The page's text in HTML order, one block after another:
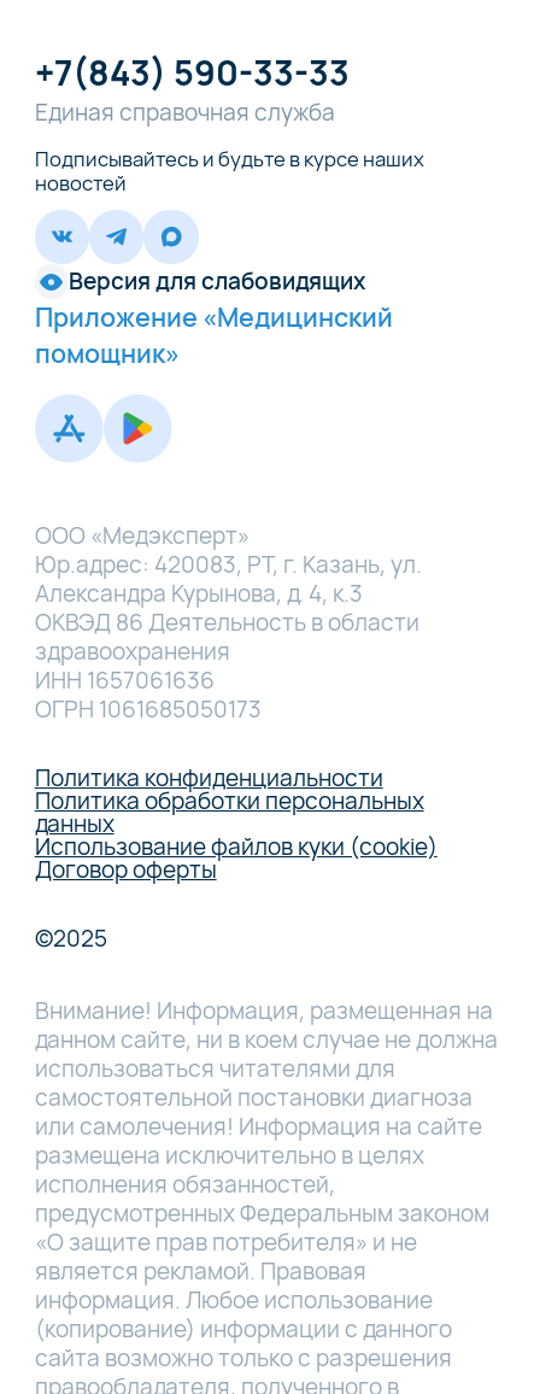
+7(843) 590-33-33
Единая справочная служба
Подписывайтесь и будьте в курсе наших
новостей
Версия для слабовидящих
Приложение «Медицинский
помощник»
ООО «Медэксперт»
Юр.адрес: 420083, РТ, г. Казань, ул.
Александра Курынова, д. 4, к.3
ОКВЭД 86 Деятельность в области
здравоохранения
ИНН 1657061636
ОГРН 1061685050173
Политика конфиденциальности
Политика обработки персональных
данных
Использование файлов куки (cookie)
Договор оферты
©2025
Внимание! Информация, размещенная на
данном сайте, ни в коем случае не должна
использоваться читателями для
самостоятельной постановки диагноза
или самолечения! Информация на сайте
размещена исключительно в целях
исполнения обязанностей,
предусмотренных Федеральным законом
«О защите прав потребителя» и не
является рекламой. Правовая
информация. Любое использование
(копирование) информации с данного
сайта возможно только с разрешения
правообладателя, полученного в